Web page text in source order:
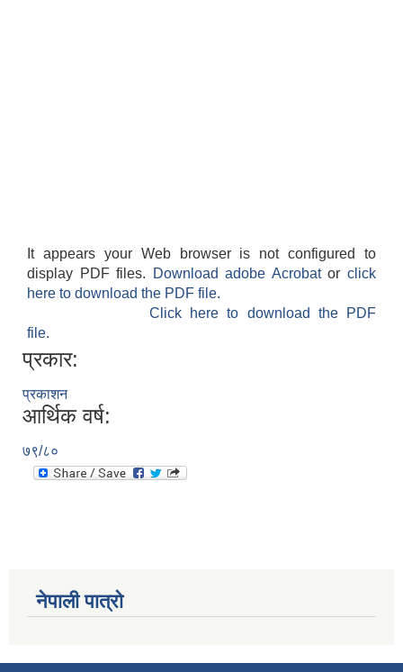
It appears your Web browser is not configured to
display PDF files.
Download adobe Acrobatorclick
here to download the PDF file.
Click here to download the PDF
file.
प्रकार:
प्रकाशन
आर्थिक वर्ष:
७९/८०
नेपाली पात्रो